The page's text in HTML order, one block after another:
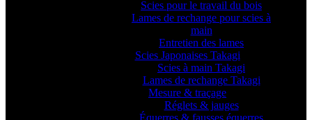
Scies pour le travail du bois
Lames de rechange pour scies à
main
Entretien des lames
Scies Japonaises Takagi
Scies à main Takagi
Lames de rechange Takagi
Mesure & traçage
Réglets & jauges
Équerres & fausses équerres